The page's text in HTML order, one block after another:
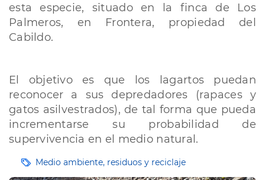
esta especie, situado en la finca de Los
Palmeros, en Frontera, propiedad del
Cabildo.
El objetivo es que los lagartos puedan
reconocer a sus depredadores (rapaces y
gatos asilvestrados), de tal forma que pueda
incrementarse su probabilidad de
supervivencia en el medio natural.
EtiquetasMedio ambiente, residuos y reciclaje